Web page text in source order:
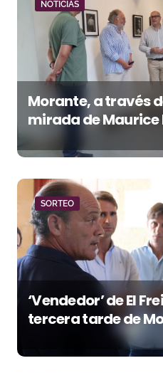
NOTICIAS
Morante, a través
mirada de Maurice
belleza del misterio’
Malagueta
SORTEO
‘Vendedor’ de El
tercera tarde de
la temporada